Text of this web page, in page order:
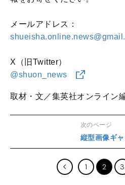
メールアドレス：
X（旧Twitter）
@shuon_news
取材・文／集英社オンライン
次のページ
縦型画像ギ
1 2 3